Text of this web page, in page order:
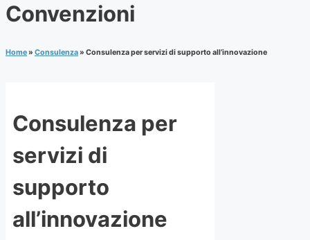
Convenzioni
Home» Consulenza» Consulenza per servizi di supporto all’innovazione
Consulenza per
servizi di
supporto
all’innovazione